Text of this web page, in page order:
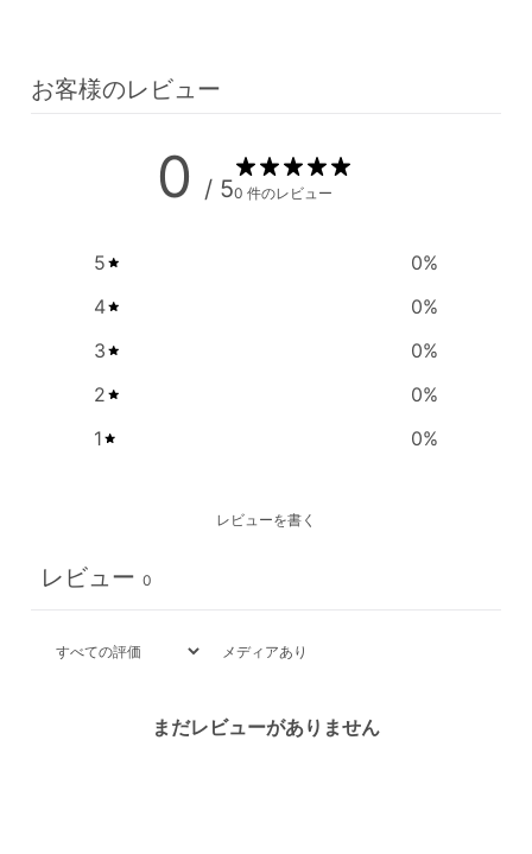
お客様のレビュー
0 / 50 件のレビュー
5 0%
4
0%
3
0%
2
0%
1
0%
レビューを書く
レビュー 0
メディアあり
まだレビューがありません